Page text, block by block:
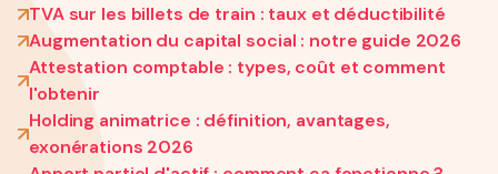
TVA sur les billets de train : taux et déductibilité
Augmentation du capital social : notre guide 2026
Attestation comptable : types, coût et comment
l'obtenir
Holding animatrice : définition, avantages,
exonérations 2026